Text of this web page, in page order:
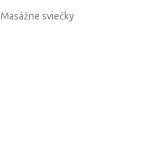
Masážne sviečky